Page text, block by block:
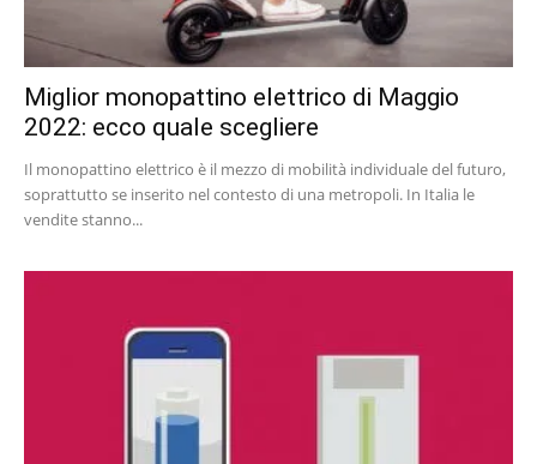
Miglior monopattino elettrico di Maggio
2022: ecco quale scegliere
Il monopattino elettrico è il mezzo di mobilità individuale del futuro,
soprattutto se inserito nel contesto di una metropoli. In Italia le
vendite stanno...